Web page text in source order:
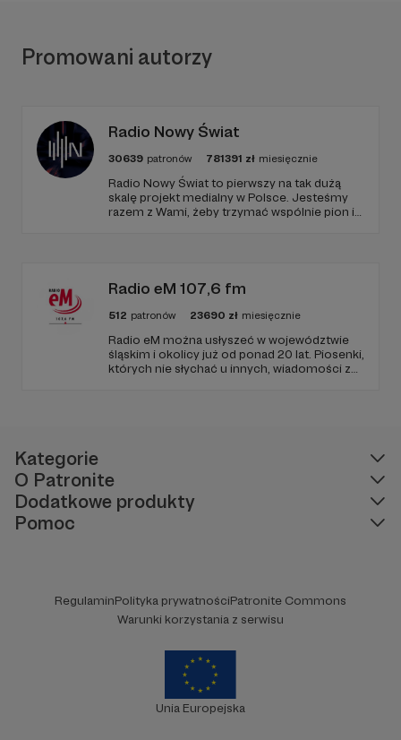
Promowani autorzy
Radio Nowy Świat
30639 patronów 781391 zł miesięcznie
Radio Nowy Świat to pierwszy na tak dużą
skalę projekt medialny w Polsce. Jesteśmy
razem z Wami, żeby trzymać wspólnie pion i
Radio eM 107,6 fm
512 patronów 23690 zł miesięcznie
Radio eM można usłyszeć w województwie
śląskim i okolicy już od ponad 20 lat. Piosenki,
których nie słychać u innych, wiadomości z
Kategorie
O Patronite
Dodatkowe produkty
Pomoc
RegulaminPolityka prywatnościPatronite Commons
Warunki korzystania z serwisu
Unia Europejska